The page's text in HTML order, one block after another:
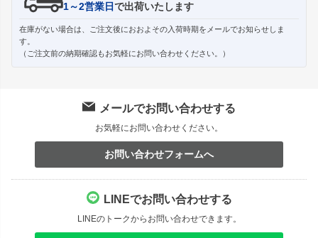
1～2営業日で出荷いたします
在庫がない場合は、ご注文後におおよその入荷時期をメールでお知らせしま
す。
（ご注文前の納期確認もお気軽にお問い合わせください。）
メールでお問い合わせする
お気軽にお問い合わせください。
お問い合わせフォームへ
LINEでお問い合わせする
LINEのトークからお問い合わせできます。